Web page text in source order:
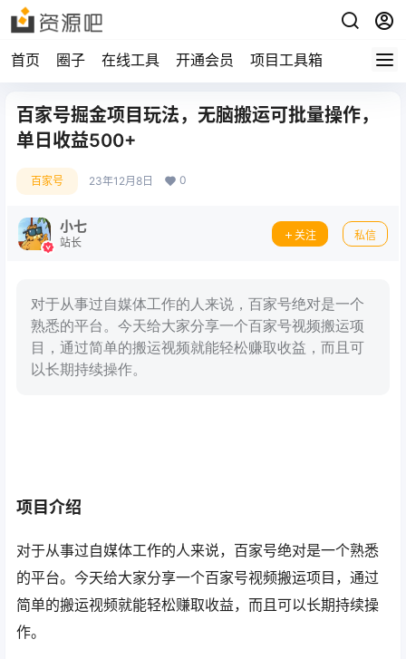
首页 圈子 在线工具 开通会员 项目工具箱
百家号掘金项目玩法，无脑搬运可批量操作，
单日收益500+
百家号 23年12月8日 0
小七
站长
关注 私信
对于从事过自媒体工作的人来说，百家号绝对是一个
熟悉的平台。今天给大家分享一个百家号视频搬运项
目，通过简单的搬运视频就能轻松赚取收益，而且可
以长期持续操作。
项目介绍
对于从事过自媒体工作的人来说，百家号绝对是一个熟悉
的平台。今天给大家分享一个百家号视频搬运项目，通过
简单的搬运视频就能轻松赚取收益，而且可以长期持续操
作。